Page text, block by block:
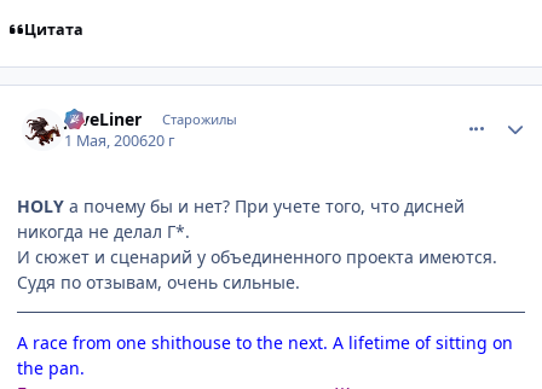
Цитата
JaveLiner Старожилы
1 Мая, 200620 г
HOLY а почему бы и нет? При учете того, что дисней
никогда не делал Г*.
И сюжет и сценарий у объединенного проекта имеются.
Судя по отзывам, очень сильные.
A race from one shithouse to the next. A lifetime of sitting on
the pan.